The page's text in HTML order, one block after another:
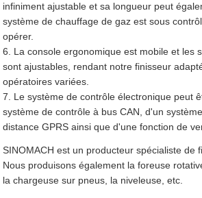
infiniment ajustable et sa longueur peut
système de chauffage de gaz est sous
opérer.
6. La console ergonomique est mobile et les
sont ajustables, rendant notre finisseur
opératoires variées.
7. Le système de contrôle électronique peut
système de contrôle à bus CAN, d'un
distance GPRS ainsi que d'une fonction de
SINOMACH est un producteur spécialiste de
Nous produisons également la foreuse
la chargeuse sur pneus, la niveleuse, etc.